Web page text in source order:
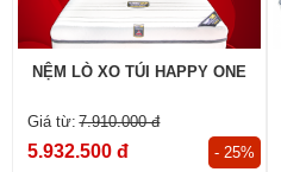
NỆM LÒ XO TÚI HAPPY ONE
7.910.000 đ
5.932.500 đ - 25%